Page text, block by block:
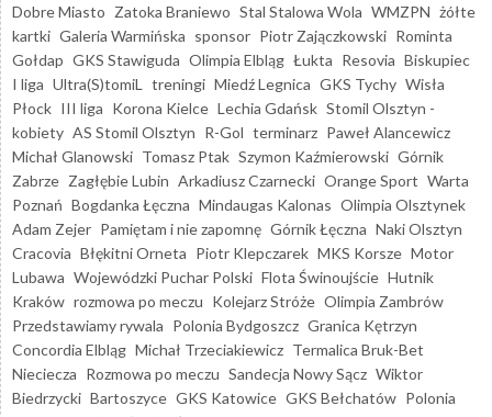
Dobre Miasto Zatoka Braniewo Stal Stalowa Wola WMZPN żółte
kartki Galeria Warmińska sponsor Piotr Zajączkowski Rominta
Gołdap GKS Stawiguda Olimpia Elbląg Łukta Resovia Biskupiec
I liga Ultra(S)tomiL treningi Miedź Legnica GKS Tychy Wisła
Płock III liga Korona Kielce Lechia Gdańsk Stomil Olsztyn -
kobiety AS Stomil Olsztyn R-Gol terminarz Paweł Alancewicz
Michał Glanowski Tomasz Ptak Szymon Kaźmierowski Górnik
Zabrze Zagłębie Lubin Arkadiusz Czarnecki Orange Sport Warta
Poznań Bogdanka Łęczna Mindaugas Kalonas Olimpia Olsztynek
Adam Zejer Pamiętam i nie zapomnę Górnik Łęczna Naki Olsztyn
Cracovia Błękitni Orneta Piotr Klepczarek MKS Korsze Motor
Lubawa Wojewódzki Puchar Polski Flota Świnoujście Hutnik
Kraków rozmowa po meczu Kolejarz Stróże Olimpia Zambrów
Przedstawiamy rywala Polonia Bydgoszcz Granica Kętrzyn
Concordia Elbląg Michał Trzeciakiewicz Termalica Bruk-Bet
Nieciecza Rozmowa po meczu Sandecja Nowy Sącz Wiktor
Biedrzycki Bartoszyce GKS Katowice GKS Bełchatów Polonia